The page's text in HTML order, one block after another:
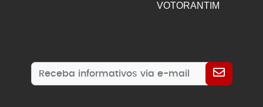
VOTORANTIM